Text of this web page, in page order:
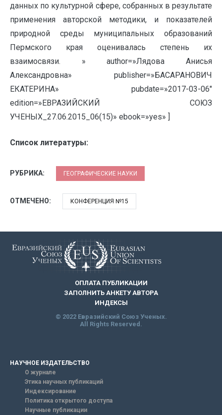
данных по культурной сфере, собранных в результате
применения авторской методики, и показателей
природной среды муниципальных образований
Пермского края оценивалась степень их
взаимосвязи. » author=»Лядова Анисья
Александровна» publisher=»БАСАРАНОВИЧ
ЕКАТЕРИНА» pubdate=»2017-03-06″
edition=»ЕВРАЗИЙСКИЙ СОЮЗ
УЧЕНЫХ_27.06.2015_06(15)» ebook=»yes» ]
Список литературы:
РУБРИКА: ГЕОГРАФИЧЕСКИЕ НАУКИ
ОТМЕЧЕНО: КОНФЕРЕНЦИЯ №15
ОПЛАТА ПУБЛИКАЦИИ
ЗАПОЛНИТЬ АНКЕТУ АВТОРА
ИНДЕКСЫ
© 2022 Евразийский Союз Ученых.
All Rights Reserved.
НАУЧНОЕ ИЗДАТЕЛЬСТВО
О журнале
Этика научных публикаций
Индексирование
Политика открытого доступа
Научные публикации